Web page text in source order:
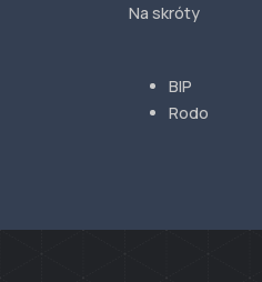
Na skróty
BIP
Rodo